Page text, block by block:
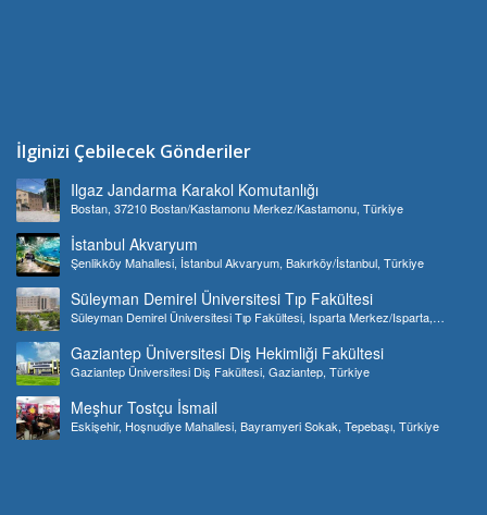
İlginizi Çebilecek Gönderiler
Ilgaz Jandarma Karakol Komutanlığı
Bostan, 37210 Bostan/Kastamonu Merkez/Kastamonu, Türkiye
İstanbul Akvaryum
Şenlikköy Mahallesi, İstanbul Akvaryum, Bakırköy/İstanbul, Türkiye
Süleyman Demirel Üniversitesi Tıp Fakültesi
Süleyman Demirel Üniversitesi Tıp Fakültesi, Isparta Merkez/Isparta,
Gaziantep Üniversitesi Diş Hekimliği Fakültesi
Gaziantep Üniversitesi Diş Fakültesi, Gaziantep, Türkiye
Meşhur Tostçu İsmail
Eskişehir, Hoşnudiye Mahallesi, Bayramyeri Sokak, Tepebaşı, Türkiye